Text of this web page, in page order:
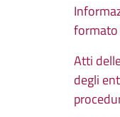
Atti
degli